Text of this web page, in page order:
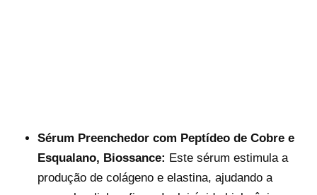
Sérum Preenchedor com Peptídeo de Cobre e
Esqualano, Biossance: Este sérum estimula a
produção de colágeno e elastina, ajudando a